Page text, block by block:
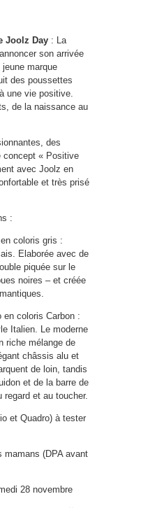
Joolz Day : La
son arrivée
marque
des poussettes
une vie positive.
de la naissance au
des
concept « Positive
avec Joolz en
et très prisé
:
coloris gris :
Elaborée avec de
piquée sur le
noires – et créée
coloris Carbon :
Italien. Le moderne
riche mélange de
châssis alu et
de loin, tandis
et de la barre de
et au toucher.
et Quadro) à tester
mamans (DPA avant
28 novembre